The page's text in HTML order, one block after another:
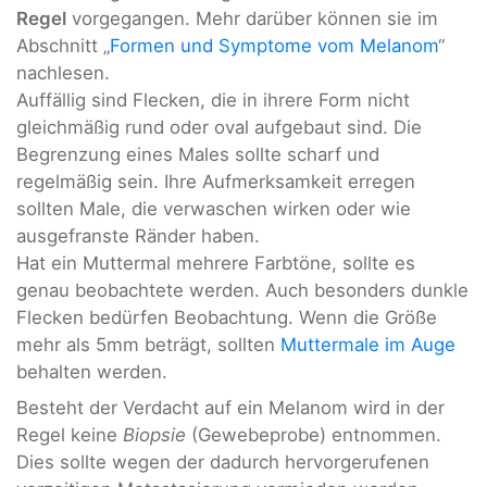
Regel vorgegangen. Mehr darüber können sie im
Abschnitt „Formen und Symptome vom Melanom“
nachlesen.
Auffällig sind Flecken, die in ihrere Form nicht
gleichmäßig rund oder oval aufgebaut sind. Die
Begrenzung eines Males sollte scharf und
regelmäßig sein. Ihre Aufmerksamkeit erregen
sollten Male, die verwaschen wirken oder wie
ausgefranste Ränder haben.
Hat ein Muttermal mehrere Farbtöne, sollte es
genau beobachtete werden. Auch besonders dunkle
Flecken bedürfen Beobachtung. Wenn die Größe
mehr als 5mm beträgt, sollten Muttermale im Auge
behalten werden.
Besteht der Verdacht auf ein Melanom wird in der
Regel keine Biopsie (Gewebeprobe) entnommen.
Dies sollte wegen der dadurch hervorgerufenen